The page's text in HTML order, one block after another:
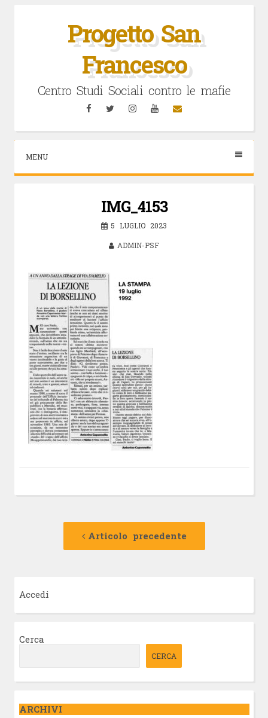
Progetto San
Francesco
Centro Studi Sociali contro le mafie
FacebookTwitterInstagramYouTubeEmail
MENU
IMG_4153
5 LUGLIO 2023
ADMIN-PSF
Navigazione
Articolo precedente
Articolo
Accedi
Cerca
CERCA
ARCHIVI